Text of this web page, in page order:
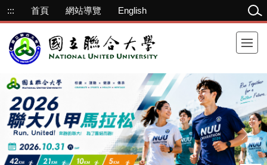
跳
到
主
要
內
區
::: 首頁 網站導覽 English